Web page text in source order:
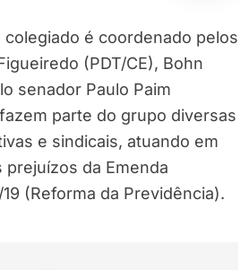
colegiado é coordenado pelos
(PDT/CE), Bohn
senador Paulo Paim
parte do grupo diversas
e sindicais, atuando em
da Emenda
(Reforma da Previdência).